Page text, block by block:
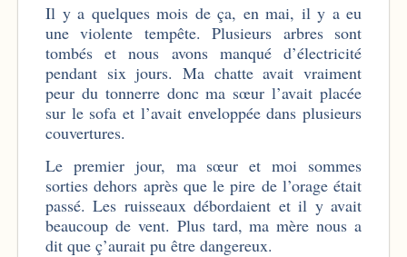
Il y a quelques mois de ça, en mai, il y a eu
une violente tempête. Plusieurs arbres sont
tombés et nous avons manqué d’électricité
pendant six jours. Ma chatte avait vraiment
peur du tonnerre donc ma sœur l’avait placée
sur le sofa et l’avait enveloppée dans plusieurs
couvertures.
Le premier jour, ma sœur et moi sommes
sorties dehors après que le pire de l’orage était
passé. Les ruisseaux débordaient et il y avait
beaucoup de vent. Plus tard, ma mère nous a
dit que ç’aurait pu être dangereux.